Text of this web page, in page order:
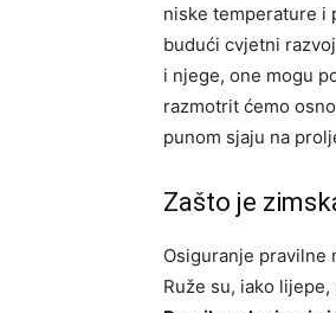
niske temperature i
budući cvjetni
i njege, one mogu
razmotrit ćemo
punom sjaju na
Zašto je
Osiguranje pravilne
Ruže su, iako